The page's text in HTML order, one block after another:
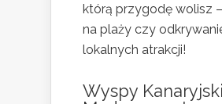
którą przygodę wolisz
na plaży czy
lokalnych atrakcji!
Wyspy